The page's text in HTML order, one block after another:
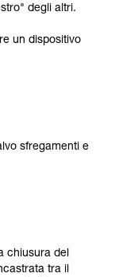
degli altri.
un dispositivo
sfregamenti e
chiusura del
tra il